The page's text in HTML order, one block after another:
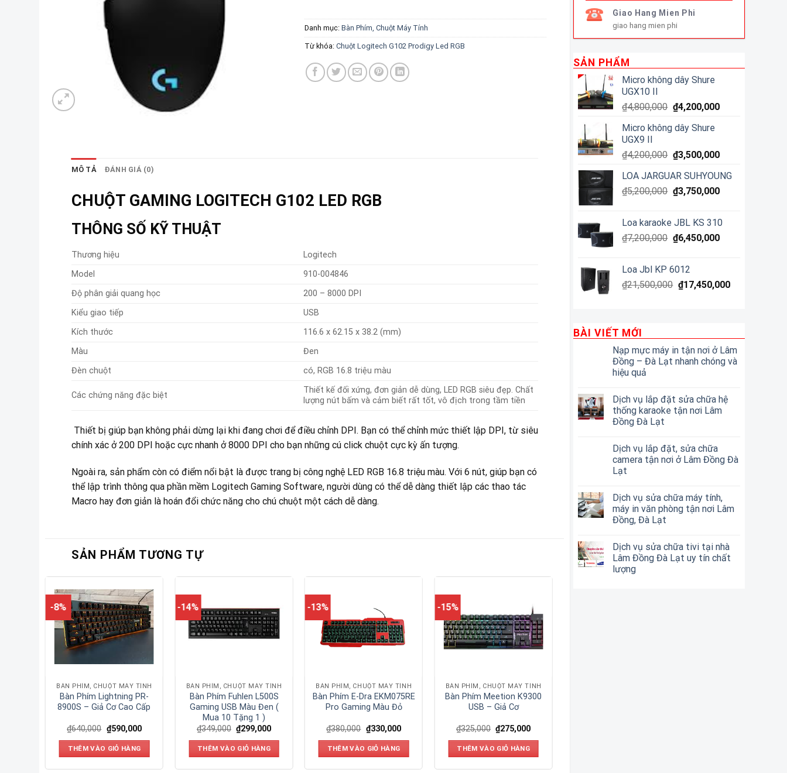
Giao Hang Mien Phi
giao hang mien phi
SẢN PHẨM
Micro không dây Shure
UGX10 II
₫4,800,000 ₫4,200,000
Micro không dây Shure
UGX9 II
₫4,200,000 ₫3,500,000
LOA JARGUAR SUHYOUNG
₫5,200,000 ₫3,750,000
Loa karaoke JBL KS 310
₫7,200,000 ₫6,450,000
Loa Jbl KP 6012
₫21,500,000 ₫17,450,000
BÀI VIẾT MỚI
Nạp mực máy in tận nơi ở Lâm
Đồng – Đà Lạt nhanh chóng và
hiệu quả
Dịch vụ lắp đặt sửa chữa hệ
thống karaoke tận nơi Lâm
Đồng Đà Lạt
Dịch vụ lắp đặt, sửa chữa
camera tận nơi ở Lâm Đồng Đà
Lạt
Dịch vụ sửa chữa máy tính,
máy in văn phòng tận nơi Lâm
Đồng, Đà Lạt
Dịch vụ sửa chữa tivi tại nhà
Lâm Đồng Đà Lạt uy tín chất
lượng
Danh mục:Bàn Phím, Chuột Máy Tính
Từ khóa:Chuột Logitech G102 Prodigy Led RGB
MÔ TẢ ĐÁNH GIÁ (0)
CHUỘT GAMING LOGITECH G102 LED RGB
THÔNG SỐ KỸ THUẬT
Thương hiệu
Logitech
Model
910-004846
Độ phân giải quang học
200 – 8000 DPI
Kiểu giao tiếp
USB
Kích thước
116.6 x 62.15 x 38.2 (mm)
Màu
Đen
Đèn chuột
có, RGB 16.8 triệu màu
Các chứng năng đặc biệt
Thiết kế đối xứng, đơn giản dễ dùng, LED RGB siêu đẹp. Chất
lượng nút bấm và cảm biết rất tốt, vô địch trong tầm tiền
Thiết bị giúp bạn không phải dừng lại khi đang chơi để điều chỉnh DPI. Bạn có thể chỉnh mức thiết lập DPI, từ siêu
chính xác ở 200 DPI hoặc cực nhanh ở 8000 DPI cho bạn những cú click chuột cực kỳ ấn tượng.
Ngoài ra, sản phẩm còn có điểm nổi bật là được trang bị công nghệ LED RGB 16.8 triệu màu. Với 6 nút, giúp bạn có
thể lập trình thông qua phần mềm Logitech Gaming Software, người dùng có thể dễ dàng thiết lập các thao tác
Macro hay đơn giản là hoán đổi chức năng cho chú chuột một cách dễ dàng.
SẢN PHẨM TƯƠNG TỰ
-8%
BÀN PHÍM, CHUỘT MÁY TÍNH
Bàn Phím Lightning PR-
8900S – Giả Cơ Cao Cấp
₫640,000 ₫590,000
THÊM VÀO GIỎ HÀNG
-14%
BÀN PHÍM, CHUỘT MÁY TÍNH
Bàn Phím Fuhlen L500S
Gaming USB Màu Đen (
Mua 10 Tặng 1 )
₫349,000 ₫299,000
THÊM VÀO GIỎ HÀNG
-13%
BÀN PHÍM, CHUỘT MÁY TÍNH
Bàn Phím E-Dra EKM075RE
Pro Gaming Màu Đỏ
₫380,000 ₫330,000
THÊM VÀO GIỎ HÀNG
-15%
BÀN PHÍM, CHUỘT MÁY TÍNH
Bàn Phím Meetion K9300
USB – Giả Cơ
₫325,000 ₫275,000
THÊM VÀO GIỎ HÀNG